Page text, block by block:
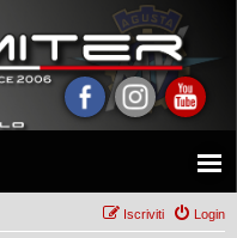
Login
Iscriviti